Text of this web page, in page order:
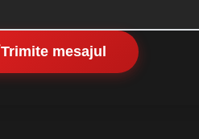
Trimite mesajul